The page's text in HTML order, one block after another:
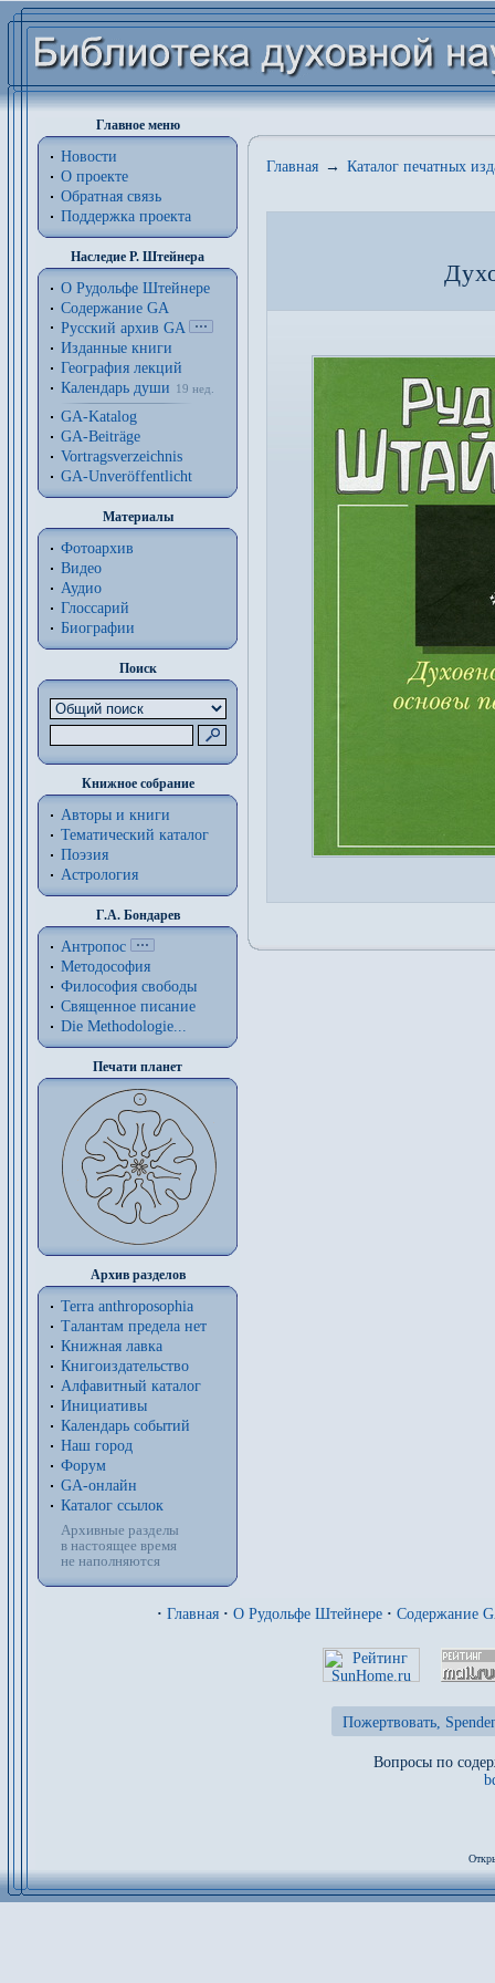
Главное меню
Новости
О проекте
Обратная связь
Поддержка проекта
Наследие Р. Штейнера
О Рудольфе Штейнере
Содержание GA
Русский архив GA
Изданные книги
География лекций
Календарь души
19 нед.
GA-Katalog
GA-Beiträge
Vortragsverzeichnis
GA-Unveröffentlicht
Материалы
Фотоархив
Видео
Аудио
Глоссарий
Биографии
Поиск
Книжное собрание
Авторы и книги
Тематический каталог
Поэзия
Астрология
Г.А. Бондарев
Антропос
Методософия
Философия cвободы
Священное писание
Die Methodologie...
Печати планет
Архив разделов
Terra anthroposophia
Талантам предела нет
Книжная лавка
Книгоиздательство
Алфавитный каталог
Инициативы
Календарь событий
Наш город
Форум
GA-онлайн
Каталог ссылок
Архивные разделы
в настоящее время
не наполняются
Главная → Каталог печатных
· Главная · О Рудольфе Штейнере · Содержание
Пожертвовать,
Вопросы по